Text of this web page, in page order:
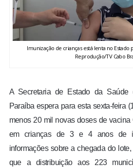
ENQUETE
COLUNISTAS
Imunização de crianças está lenta no
Reprodução/TV Cabo
A Secretaria de Estado da Saúde
Paraíba espera para esta sexta-feira
menos 20 mil novas doses de
em crianças de 3 e 4 anos de
informações sobre a chegada do
que a distribuição aos 223